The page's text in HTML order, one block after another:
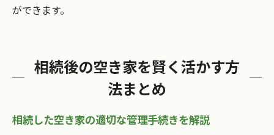
ができます。
相続後の空き家を賢く活かす方
法まとめ
相続した空き家の適切な管理手続きを解説